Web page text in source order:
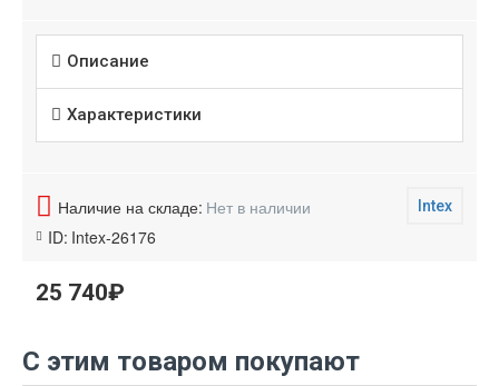
Описание
Характеристики
Наличие на складе: Нет в наличии
ID: Intex-26176
Intex
25 740₽
С этим товаром покупают